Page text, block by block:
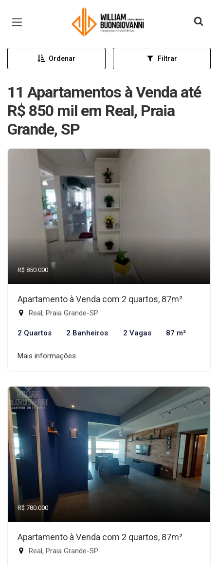
Página inicial
Ordenar Filtrar
11 Apartamentos à Venda até
R$ 850 mil em Real, Praia
Grande, SP
R$ 850.000
Apartamento à Venda com 2 quartos, 87m²
Real, Praia Grande-SP
2 Quartos 2 Banheiros 2 Vagas 87 m²
Mais informações
R$ 780.000
Apartamento à Venda com 2 quartos, 87m²
Real, Praia Grande-SP